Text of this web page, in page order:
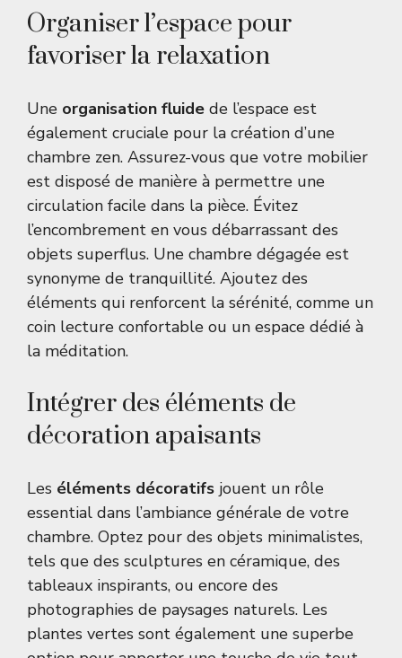
Organiser l’espace pour
favoriser la relaxation
Une organisation fluide de l’espace est
également cruciale pour la création d’une
chambre zen. Assurez-vous que votre mobilier
est disposé de manière à permettre une
circulation facile dans la pièce. Évitez
l’encombrement en vous débarrassant des
objets superflus. Une chambre dégagée est
synonyme de tranquillité. Ajoutez des
éléments qui renforcent la sérénité, comme un
coin lecture confortable ou un espace dédié à
la méditation.
Intégrer des éléments de
décoration apaisants
Les éléments décoratifs jouent un rôle
essential dans l’ambiance générale de votre
chambre. Optez pour des objets minimalistes,
tels que des sculptures en céramique, des
tableaux inspirants, ou encore des
photographies de paysages naturels. Les
plantes vertes sont également une superbe